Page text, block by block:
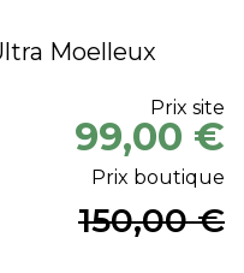
Moelleux
Prix site
99,00 €
Prix boutique
150,00 €